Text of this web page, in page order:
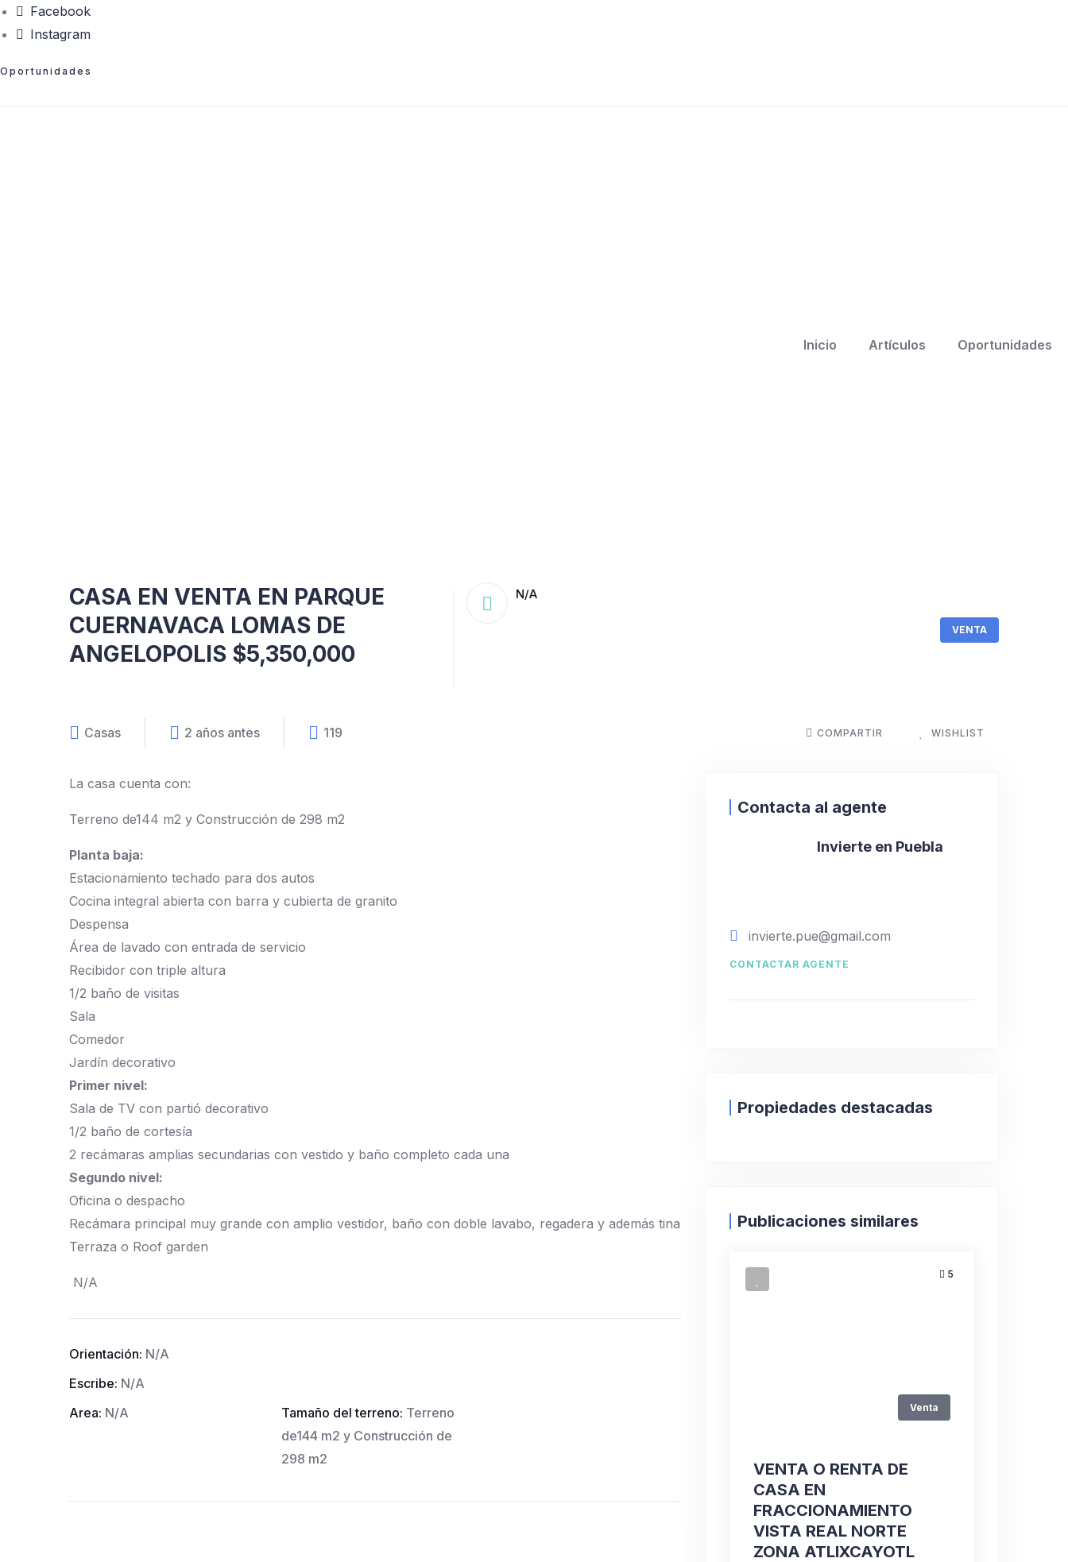
Facebook
Instagram
Oportunidades
Inicio Artículos Oportunidades
CASA EN VENTA EN PARQUE
CUERNAVACA LOMAS DE
ANGELOPOLIS $5,350,000
N/A
VENTA
Casas 2 años antes 119 COMPARTIR WISHLIST
La casa cuenta con:
Terreno de144 m2 y Construcción de 298 m2
Planta baja:
Estacionamiento techado para dos autos
Cocina integral abierta con barra y cubierta de granito
Despensa
Área de lavado con entrada de servicio
Recibidor con triple altura
1/2 baño de visitas
Sala
Comedor
Jardín decorativo
Primer nivel:
Sala de TV con partió decorativo
1/2 baño de cortesía
2 recámaras amplias secundarias con vestido y baño completo cada una
Segundo nivel:
Oficina o despacho
Recámara principal muy grande con amplio vestidor, baño con doble lavabo, regadera y además tina
Terraza o Roof garden
N/A
Orientación: N/A
Escribe: N/A
Area: N/A Tamaño del terreno: Terreno
de144 m2 y Construcción de
298 m2
Contacta al agente
Invierte en Puebla
invierte.pue@gmail.com
CONTACTAR AGENTE
Propiedades destacadas
Publicaciones similares
5
Venta
VENTA O RENTA DE
CASA EN
FRACCIONAMIENTO
VISTA REAL NORTE
ZONA ATLIXCAYOTL